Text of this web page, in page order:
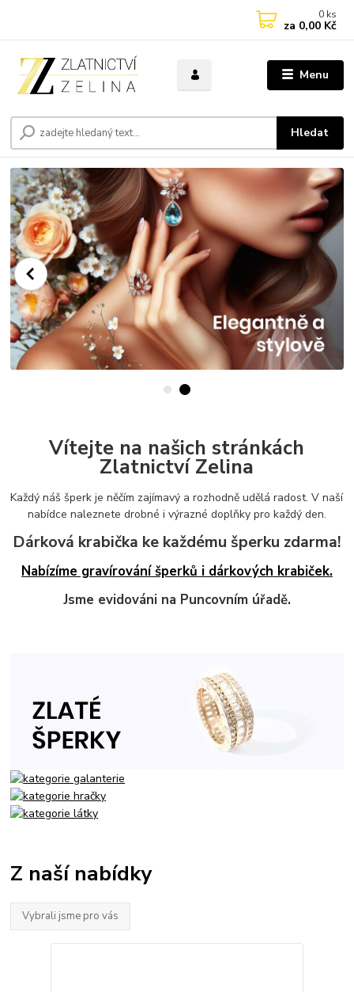
Menu
Hledat
0 ks
za 0,00 Kč
Z naší nabídky
Vybrali jsme pro vás
Vítejte na našich stránkách
Zlatnictví Zelina
Každý náš šperk je něčím zajímavý a rozhodně udělá radost. V naší
nabídce naleznete drobné i výrazné doplňky pro každý den.
Dárková krabička ke každému šperku zdarma!
Nabízíme gravírování šperků i dárkových krabiček.
Jsme evidováni na Puncovním úřadě.